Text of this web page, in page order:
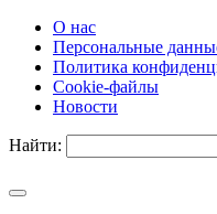
О нас
Персональные
Политика
Cookie-файлы
Новости
Найти: